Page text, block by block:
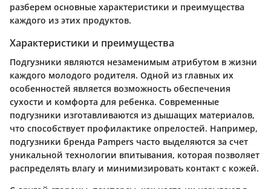
разберем основные характеристики и преимущества
каждого из этих продуктов.
Характеристики и преимущества
Подгузники являются незаменимым атрибутом в жизни
каждого молодого родителя. Одной из главных их
особенностей является возможность обеспечения
сухости и комфорта для ребенка. Современные
подгузники изготавливаются из дышащих материалов,
что способствует профилактике опрелостей. Например,
подгузники бренда Pampers часто выделяются за счет
уникальной технологии впитывания, которая позволяет
распределять влагу и минимизировать контакт с кожей.